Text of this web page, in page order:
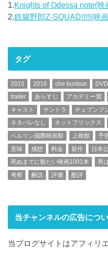
1.Knights of Odessa note(
2.鉄腸野郎Z-SQUAD!!!!!(映
タグ
2015 2016 che bunbun DVD
trailer
あらすじ アカデミー賞
キャスト
サントラ チェブンブ
ネタバレなし
ネットフリックス
ベルリン国際映画祭
上映館 予
意味
感想 料金 新作 日本
死ぬまでに観たい映画1001本
男
考察
解説 評価 酷評
当チャンネルの広告につ
当ブログサイトはアフィリ